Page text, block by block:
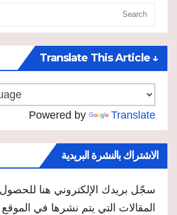
↓ Translate This Article
Powered by Translate
الاشتراك بالنشرة البريدية
سجّل بريدك الإلكتروني هنا
المقالات التي يتم نشرها في الموقع